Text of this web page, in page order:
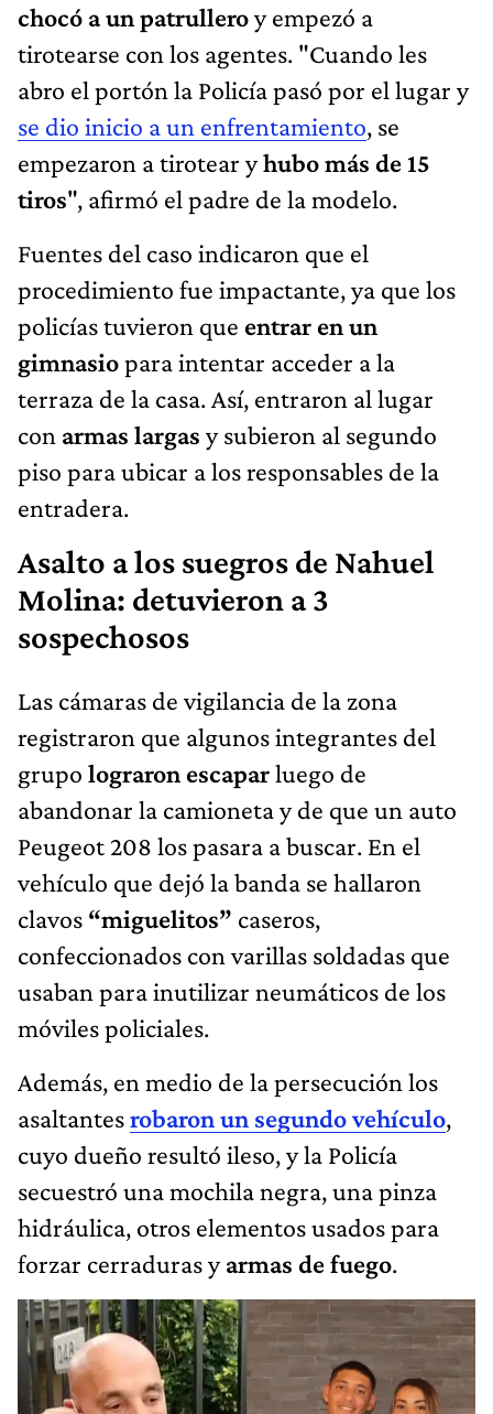
chocó a un patrulleroy empezó a
tirotearse con los agentes. "Cuando les
abro el portón la Policía pasó por el lugar y
se dio inicio a un enfrentamiento, se
empezaron a tirotear yhubo más de 15
tiros", afirmó el padre de la modelo.
Fuentes del caso indicaron que el
procedimiento fue impactante, ya que los
policías tuvieron que entrar en un
gimnasiopara intentar acceder a la
terraza de la casa. Así, entraron al lugar
con armas largas y subieron al segundo
piso para ubicar a los responsables de la
entradera.
Asalto a los suegros de Nahuel
Molina: detuvieron a 3
sospechosos
Las cámaras de vigilancia de la zona
registraron que algunos integrantes del
grupo lograron escaparluego de
abandonar la camioneta y de que un auto
Peugeot 208 los pasara a buscar. En el
vehículo que dejó la banda se hallaron
clavos “miguelitos” caseros,
confeccionados con varillas soldadas que
usaban para inutilizar neumáticos de los
móviles policiales.
Además, en medio de la persecución los
asaltantesrobaron un segundo vehículo,
cuyo dueño resultó ileso, y la Policía
secuestró una mochila negra, una pinza
hidráulica, otros elementos usados para
forzar cerraduras yarmas de fuego.